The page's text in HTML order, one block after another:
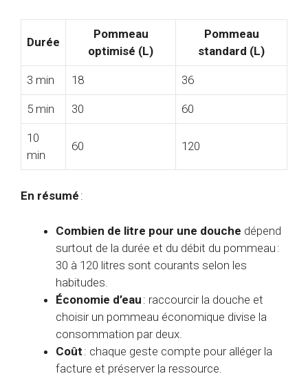
Durée
Pommeau
optimisé (L)
Pommeau
standard (L)
3 min 18 36
5 min 30 60
10
min
60 120
En résumé :
Combien de litre pour une douche dépend
surtout de la durée et du débit du pommeau :
30 à 120 litres sont courants selon les
habitudes.
Économie d’eau : raccourcir la douche et
choisir un pommeau économique divise la
consommation par deux.
Coût : chaque geste compte pour alléger la
facture et préserver la ressource.